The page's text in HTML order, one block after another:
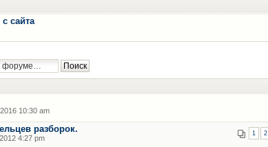
сайта
10:30 am
разборок. 1 2
4:27 pm